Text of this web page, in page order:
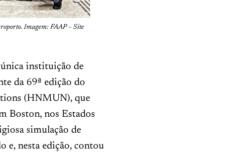
Imagem: FAAP – Site
instituição de
da 69ª edição do
(HNMUN), que
Boston, nos Estados
simulação de
e, nesta edição, contou